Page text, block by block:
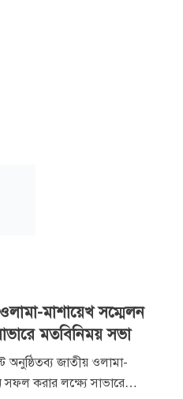
মাশায়েখ সম্মেলন
মতবিনিময় সভা
জাতীয় ওলামা-
সফল করার লক্ষ্যে সাভারে